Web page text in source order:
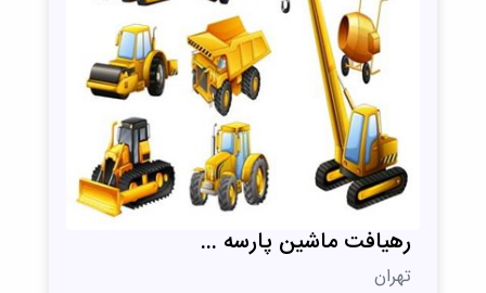
رهیافت ماشین پارسه ...
تهران